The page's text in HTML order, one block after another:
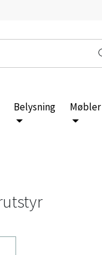
Belysning Møbler